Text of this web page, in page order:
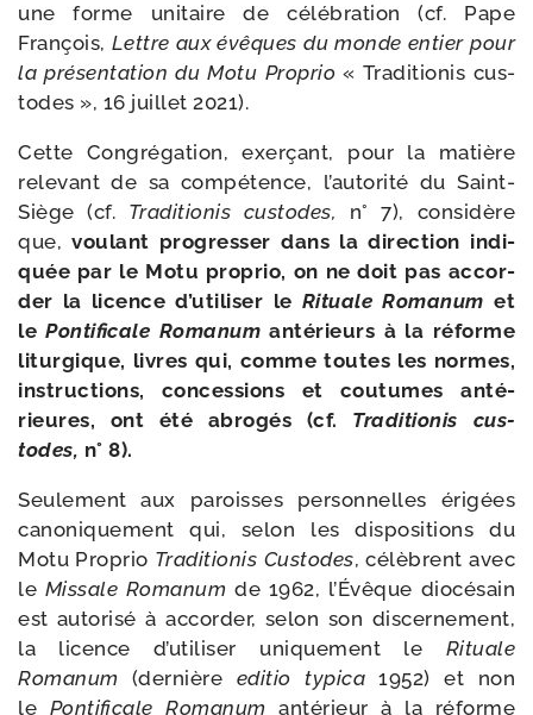
une forme uni­taire de célé­bra­tion (cf. Pape
François, Lettre aux évêques du monde entier pour
la pré­sen­ta­tion du Motu Proprio« Traditionis cus­
todes », 16 juillet 2021).
Cette Congrégation, exer­çant, pour la matière
rele­vant de sa com­pé­tence, l’autorité du Saint-​
Siège (cf. Traditionis cus­todes, n° 7), consi­dère
que,vou­lant pro­gres­ser dans la direc­tion indi­
quée par le Motu pro­prio, on ne doit pas accor­
der la licence d’utiliser le Rituale Romanum et
lePontificale Romanum anté­rieurs à la réforme
litur­gique, livres qui, comme toutes les normes,
ins­truc­tions, conces­sions et cou­tumes anté­
rieures, ont été abro­gés (cf. Traditionis cus­
todes, n° 8).
Seulement aux paroisses per­son­nelles éri­gées
cano­ni­que­ment qui, selon les dis­po­si­tions du
Motu Proprio Traditionis Custodes, célèbrent avec
le Missale Romanum de 1962, l’Évêque dio­cé­sain
est auto­ri­sé à accor­der, selon son dis­cer­ne­ment,
la licence d’utiliser uni­que­ment le Rituale
Romanum (der­nière edi­tio typi­ca 1952) et non
le Pontificale Romanum anté­rieur à la réforme